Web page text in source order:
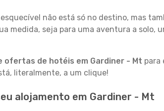
não está só no destino, mas
medida, seja para uma aventura a solo,
ofertas de hotéis em Gardiner - Mt para
literalmente, a um clique!
alojamento em Gardiner - Mt